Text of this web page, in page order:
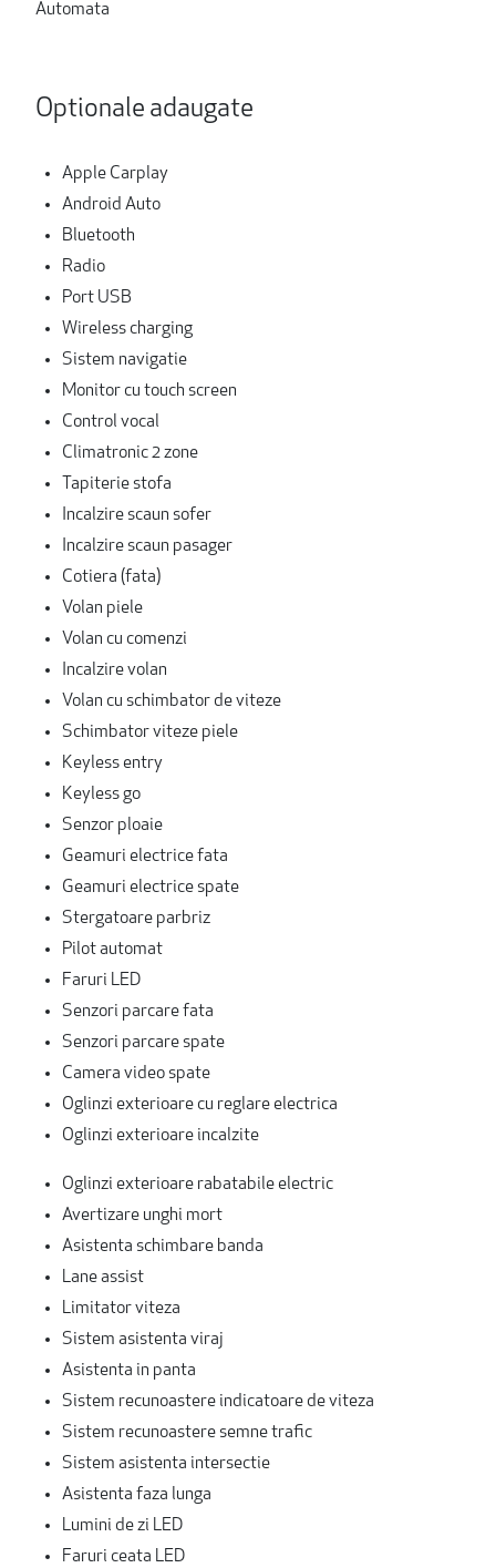
Automata
Optionale adaugate
Apple Carplay
Android Auto
Bluetooth
Radio
Port USB
Wireless charging
Sistem navigatie
Monitor cu touch screen
Control vocal
Climatronic 2 zone
Tapiterie stofa
Incalzire scaun sofer
Incalzire scaun pasager
Cotiera (fata)
Volan piele
Volan cu comenzi
Incalzire volan
Volan cu schimbator de viteze
Schimbator viteze piele
Keyless entry
Keyless go
Senzor ploaie
Geamuri electrice fata
Geamuri electrice spate
Stergatoare parbriz
Pilot automat
Faruri LED
Senzori parcare fata
Senzori parcare spate
Camera video spate
Oglinzi exterioare cu reglare electrica
Oglinzi exterioare incalzite
Oglinzi exterioare rabatabile electric
Avertizare unghi mort
Asistenta schimbare banda
Lane assist
Limitator viteza
Sistem asistenta viraj
Asistenta in panta
Sistem recunoastere indicatoare de viteza
Sistem recunoastere semne trafic
Sistem asistenta intersectie
Asistenta faza lunga
Lumini de zi LED
Faruri ceata LED